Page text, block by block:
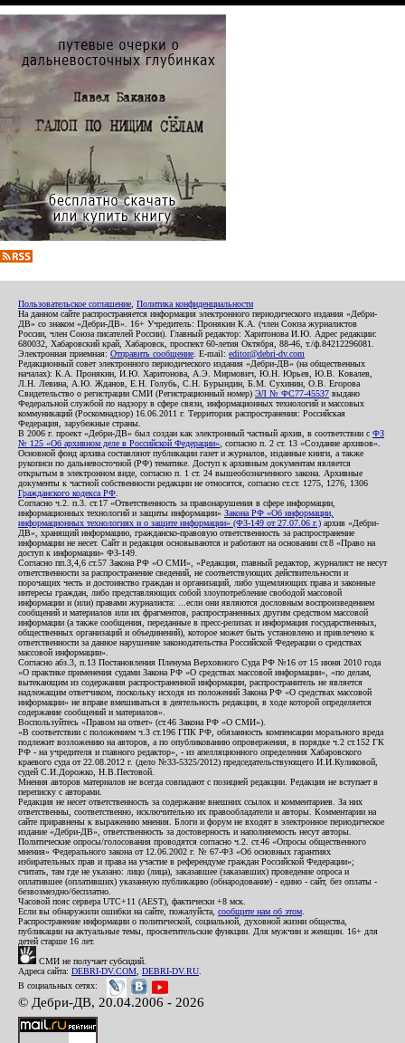
Пользовательское соглашение Политика конфиденциальности
На данном сайте распространяется информация электронного периодического издания «Дебри-
ДВ» со знаком «Дебри-ДВ». 16+ Учредитель: Пронякин К.А. (член Союза журналистов
России, член Союза писателей России). Главный редактор: Харитонова И.Ю. Адрес редакции:
680032, Хабаровский край, Хабаровск, проспект 60-летия Октября, 88-46, т./ф.84212296081.
Электронная приемная: Отправить сообщение . E-mail: editor@debri-dv.com
Редакционный совет электронного периодического издания «Дебри-ДВ» (на общественных
началах): К.А. Пронякин, И.Ю. Харитонова, А.Э. Мирмович, Ю.Н. Юрьев, Ю.В. Ковалев,
Л.Н. Левина, А.Ю. Жданов, Е.Н. Голубь, С.Н. Бурындин, Б.М. Сухинин, О.В. Егорова
Свидетельство о регистрации СМИ (Регистрационный номер) ЭЛ № ФС77-45537 выдано
Федеральной службой по надзору в сфере связи, информационных технологий и массовых
коммуникаций (Роскомнадзор) 16.06.2011 г. Территория распространения: Российская
Федерация, зарубежные страны.
В 2006 г. проект «Дебри-ДВ» был создан как электронный частный архив, в соответствии с ФЗ
№ 125 «Об архивном деле в Российской Федерации» , согласно п. 2 ст. 13 «Создание архивов».
Основной фонд архива составляют публикации газет и журналов, изданные книги, а также
рукописи по дальневосточной (РФ) тематике. Доступ к архивным документам является
открытым в электронном виде, согласно п. 1 ст. 24 вышеобозначенного закона. Архивные
документы к частной собственности редакции не относятся, согласно ст.ст. 1275, 1276, 1306
Гражданского кодекса РФ
Согласно ч.2. п.3. ст.17 «Ответственность за правонарушения в сфере информации,
информационных технологий и защиты информации» Закона РФ «Об информации,
информационных технологиях и о защите информации» (ФЗ-149 от 27.07.06 г.) архив «Дебри-
ДВ», хранящий информацию, гражданско-правовую ответственность за распространение
информации не несет. Сайт и редакция основываются и работают на основании ст.8 «Право на
доступ к информации» ФЗ-149.
Согласно пп.3,4,6 ст.57 Закона РФ «О СМИ», «Редакция, главный редактор, журналист не несут
ответственности за распространение сведений, не соответствующих действительности и
порочащих честь и достоинство граждан и организаций, либо ущемляющих права и законные
интересы граждан, либо представляющих собой злоупотребление свободой массовой
информации и (или) правами журналиста: ...если они являются дословным воспроизведением
сообщений и материалов или их фрагментов, распространенных другим средством массовой
информации (а также сообщения, переданные в пресс-релизах и информация государственных,
общественных организаций и объединений), которое может быть установлено и привлечено к
ответственности за данное нарушение законодательства Российской Федерации о средствах
массовой информации».
Согласно абз.3, п.13 Постановления Пленума Верховного Суда РФ №16 от 15 июня 2010 года
«О практике применения судами Закона РФ «О средствах массовой информации», «по делам,
вытекающим из содержания распространенной информации, распространитель не является
надлежащим ответчиком, поскольку исходя из положений Закона РФ «О средствах массовой
информации» не вправе вмешиваться в деятельность редакции, в ходе которой определяется
содержание сообщений и материалов».
Воспользуйтесь «Правом на ответ» (ст.46 Закона РФ «О СМИ»).
«В соответствии с положением ч.3 ст.196 ГПК РФ, обязанность компенсации морального вреда
подлежит возложению на авторов, а по опубликованию опровержения, в порядке ч.2 ст.152 ГК
РФ - на учредителя и главного редактор», - из апелляционного определения Хабаровского
краевого суда от 22.08.2012 г. (дело №33-5325/2012) председательствующего И.И.Куликовой,
судей С.И.Дорожко, Н.В.Пестовой.
Мнения авторов материалов не всегда совпадают с позицией редакции. Редакция не вступает в
переписку с авторами.
Редакция не несет ответственность за содержание внешних ссылок и комментариев. За них
ответственны, соответственно, исключительно их правообладатели и авторы. Комментарии на
сайте приравнены к выражению мнения. Блоги и форум не входят в электронное периодическое
издание «Дебри-ДВ», ответственность за достоверность и наполняемость несут авторы.
Политические опросы/голосования проводятся согласно ч.2. ст.46 «Опросы общественного
мнения» Федерального закона от 12.06.2002 г. № 67-ФЗ «Об основных гарантиях
избирательных прав и права на участие в референдуме граждан Российской Федерации»;
считать, там где не указано: лицо (лица), заказавшее (заказавших) проведение опроса и
оплатившее (оплативших) указанную публикацию (обнародование) - едино - сайт, без оплаты -
безвозмездно/бесплатно.
Часовой пояс сервера UTC+11 (AEST), фактически +8 мск.
Если вы обнаружили ошибки на сайте, пожалуйста, сообщите нам об этом
Распространение информации о политической, социальной, духовной жизни общества,
публикации на актуальные темы, просветительские функции. Для мужчин и женщин. 16+ для
детей старше 16 лет.
СМИ не получает субсидий.
Адреса сайта: DEBRI-DV.COM DEBRI-DV.RU
В социальных сетях:
© Дебри-ДВ, 20.04.2006 - 2026